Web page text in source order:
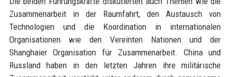
Zusammenarbeit in der Raumfahrt, den Austausch von
Technologien und die Koordination in internationalen
Organisationen wie den Vereinten Nationen und der
Shanghaier Organisation für Zusammenarbeit. China und
Russland haben in den letzten Jahren ihre militärische